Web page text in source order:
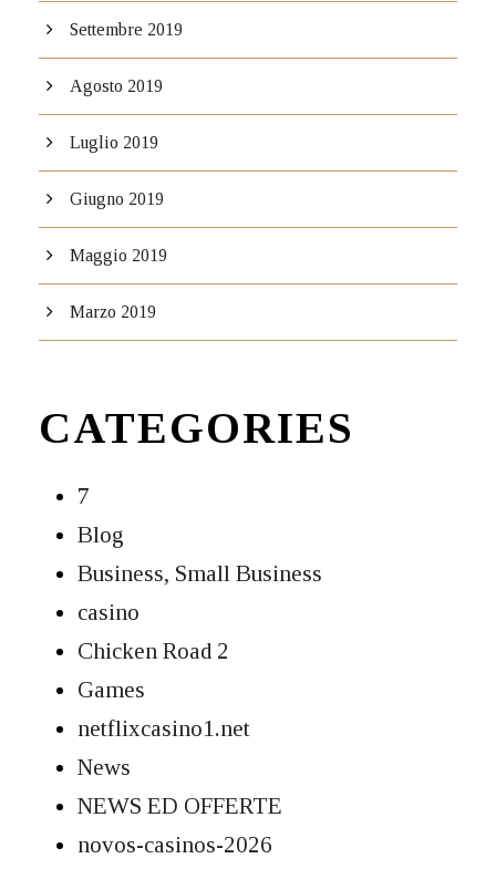
Settembre 2019
Agosto 2019
Luglio 2019
Giugno 2019
Maggio 2019
Marzo 2019
CATEGORIES
7
Blog
Business, Small Business
casino
Chicken Road 2
Games
netflixcasino1.net
News
NEWS ED OFFERTE
novos-casinos-2026